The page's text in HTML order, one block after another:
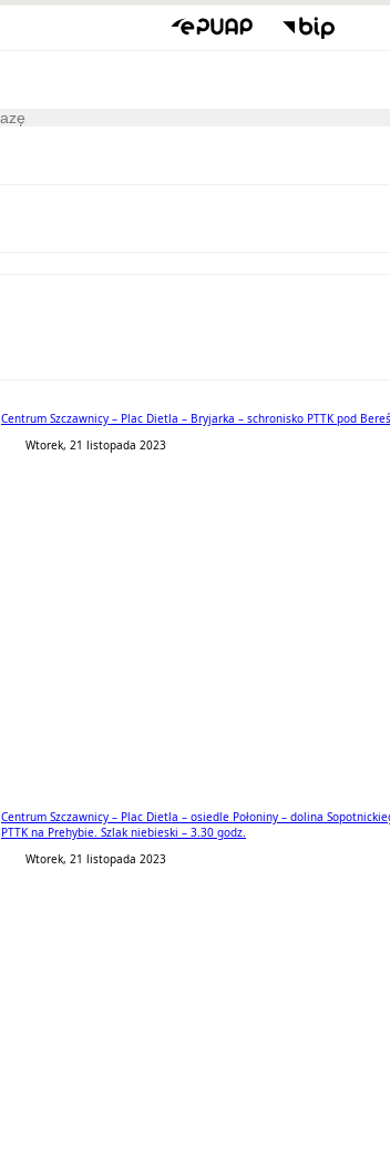
Centrum Szczawnicy – Plac Dietla – Bryjarka – schronisko PTTK pod
Wtorek, 21 listopada 2023
Centrum Szczawnicy – Plac Dietla – osiedle Połoniny – dolina
PTTK na Prehybie. Szlak niebieski – 3.30 godz.
Wtorek, 21 listopada 2023